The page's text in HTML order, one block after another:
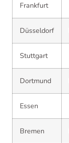
Frankfurt
Düsseldorf
Stuttgart
Dortmund
Essen
Bremen